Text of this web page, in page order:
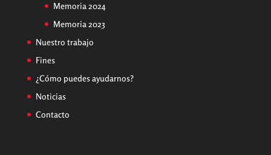
Memoria 2024
Memoria 2023
Nuestro trabajo
Fines
¿Cómo puedes ayudarnos?
Noticias
Contacto